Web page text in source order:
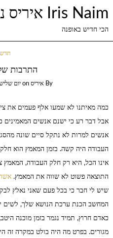
Iris Naim איריס נעים
הכי חדיש באופנה
התרבות
By איריס on יום שלישי,
כמה מאיתנו לא שמעו אלף פעמים את
אבל דבר רע כי ישנם אנשים המאמינים
אנשים למרות לא נתקל סיים שונה
העבודה היה קשה. בזמן המאמץ הוא חלק
אינו הכל, היא רק חלק העבודה, המאמץ
התוצאה פשוט לא שווה את המאמץ.
שיש לי חבר כי בכל פעם שאני נאלץ
המחשב הכנת ערכת הנושא שלך, לשים
כאדם חרוץ, תמיד נגמר בזמן מוכנה
מגורים. בפרט מה היה בולט במקרה זה